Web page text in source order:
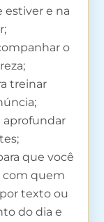
estiver e na
o
treinar
aprofundar
que você
com quem
texto ou
do dia e